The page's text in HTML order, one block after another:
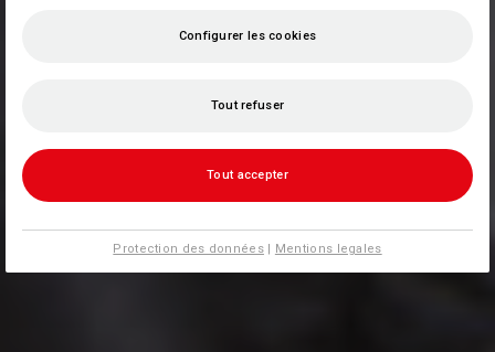
Configurer les cookies
Tout refuser
Tout accepter
Protection des données| Mentions legales